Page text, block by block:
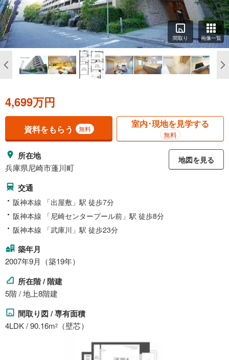
間取り 画像一覧
4,699万円
資料をもらう 無料 室内･現地を見学する
無料
所在地
兵庫県尼崎市蓬川町
地図を見る
交通
阪神本線 「出屋敷」駅 徒歩7分
阪神本線 「尼崎センタープール前」駅 徒歩8分
阪神本線 「武庫川」駅 徒歩23分
築年月
2007年9月（築19年）
所在階 / 階建
5階 / 地上8階建
間取り図 / 専有面積
4LDK / 90.16m2 （壁芯）